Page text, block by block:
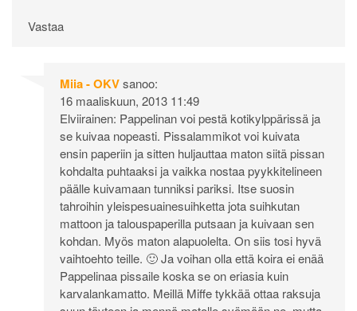
Vastaa
Miia - OKVsanoo:
16 maaliskuun, 2013 11:49
Elviirainen: Pappelinan voi pestä kotikylppärissä ja
se kuivaa nopeasti. Pissalammikot voi kuivata
ensin paperiin ja sitten huljauttaa maton siitä pissan
kohdalta puhtaaksi ja vaikka nostaa pyykkitelineen
päälle kuivamaan tunniksi pariksi. Itse suosin
tahroihin yleispesuainesuihketta jota suihkutan
mattoon ja talouspaperilla putsaan ja kuivaan sen
kohdan. Myös maton alapuolelta. On siis tosi hyvä
vaihtoehto teille. 🙂 Ja voihan olla että koira ei enää
Pappelinaa pissaile koska se on eriasia kuin
karvalankamatto. Meillä Miffe tykkää ottaa raksuja